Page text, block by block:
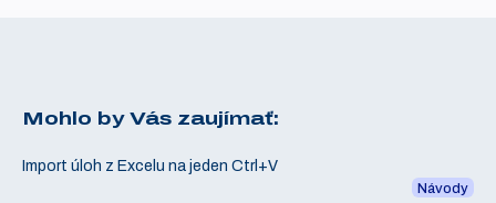
Mohlo by Vás zaujímať:
Import úloh z Excelu na jeden Ctrl+V
Návody